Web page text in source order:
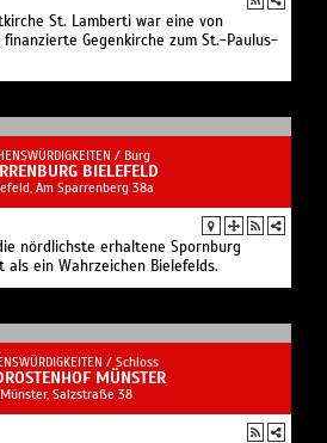
St. Lamberti war eine von
Gegenkirche zum St.-Paulus-
/ Burg
BIELEFELD
Am Sparrenberg 38a
nördlichste erhaltene Spornburg
als ein Wahrzeichen Bielefelds.
/ Schloss
MÜNSTER
Münster, Salzstraße 38